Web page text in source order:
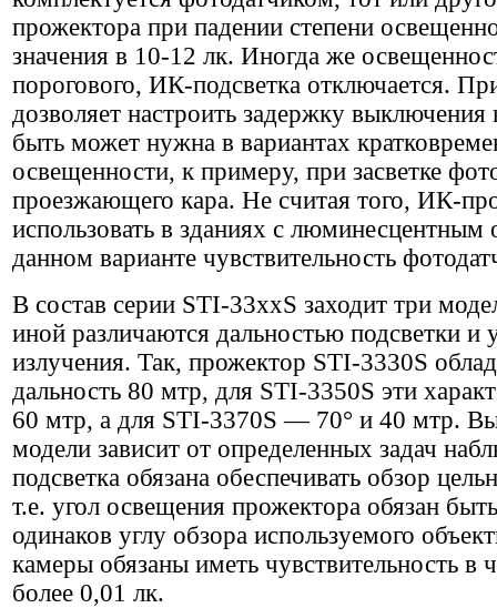
прожектора при падении степени
значения в 10-12 лк. Иногда же
порогового, ИК-подсветка отключается.
дозволяет настроить задержку
быть может нужна в вариантах
освещенности, к примеру, при засветке
проезжающего кара. Не считая того, ИК-
использовать в зданиях с
данном варианте чувствительность
В состав серии STI-33xxS заходит три
иной различаются дальностью подсветки
излучения. Так, прожектор STI-3330S
дальность 80 мтр, для STI-3350S эти
60 мтр, а для STI-3370S — 70° и 40 мтр.
модели зависит от определенных задач
подсветка обязана обеспечивать обзор
т.е. угол освещения прожектора обязан
одинаков углу обзора используемого
камеры обязаны иметь чувствительность
более 0,01 лк.